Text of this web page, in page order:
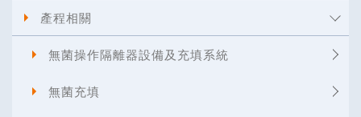
產程相關
無菌操作隔離器設備及充填系統
無菌充填